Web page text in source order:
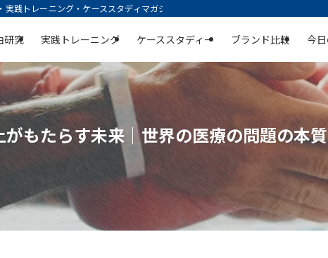
践トレーニング・ケーススタディマガジン | 空庭
研究 実践トレーニング ケーススタディー ブランド比較 今
もたらす未来｜世界の医療の問題の本